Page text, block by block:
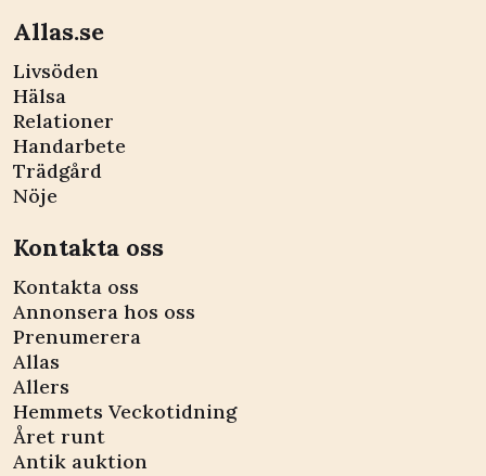
Allas.se
Livsöden
Hälsa
Relationer
Handarbete
Trädgård
Nöje
Kontakta oss
Kontakta oss
Annonsera hos oss
Prenumerera
Allas
Allers
Hemmets Veckotidning
Året runt
Antik auktion